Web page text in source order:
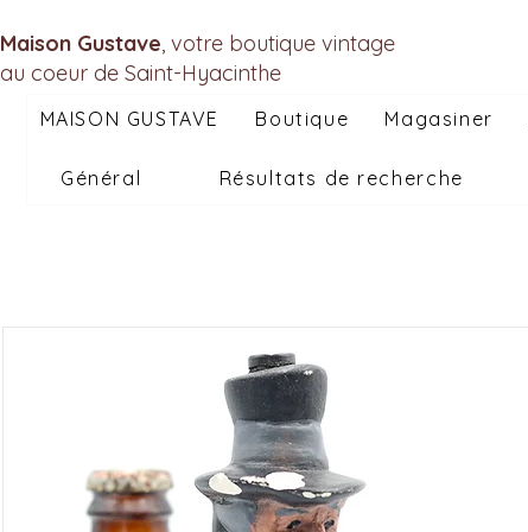
Maison Gustave, votre boutique vintage
au coeur de Saint-Hyacinthe
MAISON GUSTAVE Boutique Magasiner
Général Résultats de recherche